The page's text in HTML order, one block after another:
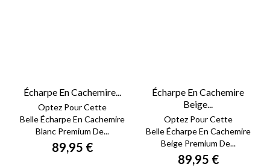
Écharpe En Cachemire...
Optez Pour Cette
Belle Écharpe En Cachemire
Blanc Premium De...
89,95 €
Écharpe En Cachemire
Beige...
Optez Pour Cette
Belle Écharpe En Cachemire
Beige Premium De...
89,95 €